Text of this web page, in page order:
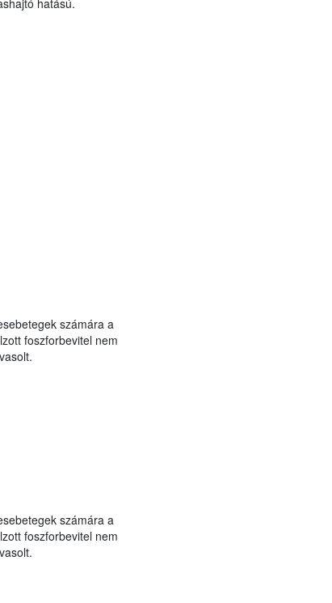
számára a
foszforbevitel nem
számára a
foszforbevitel nem